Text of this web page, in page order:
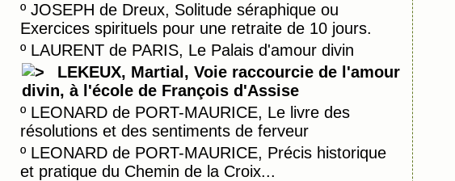
º JOSEPH de Dreux, Solitude séraphique ou
Exercices spirituels pour une retraite de 10 jours.
º LAURENT de PARIS, Le Palais d'amour divin
LEKEUX, Martial, Voie raccourcie de l'amour
divin, à l'école de François d'Assise
º LEONARD de PORT-MAURICE, Le livre des
résolutions et des sentiments de ferveur
º LEONARD de PORT-MAURICE, Précis historique
et pratique du Chemin de la Croix...